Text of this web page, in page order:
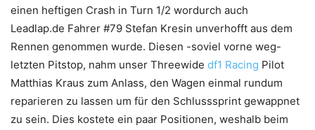
einen heftigen Crash in Turn 1/2 wordurch auch
Leadlap.de Fahrer #79 Stefan Kresin unverhofft aus dem
Rennen genommen wurde. Diesen -soviel vorne weg-
letzten Pitstop, nahm unser Threewide df1 Racing Pilot
Matthias Kraus zum Anlass, den Wagen einmal rundum
reparieren zu lassen um für den Schlusssprint gewappnet
zu sein. Dies kostete ein paar Positionen, weshalb beim